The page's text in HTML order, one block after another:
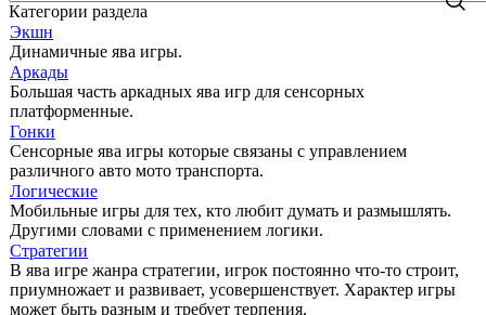
Категории раздела
Экшн
Динамичные ява игры.
Аркады
Большая часть аркадных ява игр для сенсорных
платформенные.
Гонки
Сенсорные ява игры которые связаны с управлением
различного авто мото транспорта.
Логические
Мобильные игры для тех, кто любит думать и размышлять.
Другими словами с применением логики.
Стратегии
В ява игре жанра стратегии, игрок постоянно что-то строит,
приумножает и развивает, усовершенствует. Характер игры
может быть разным и требует терпения.